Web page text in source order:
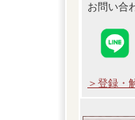
お問い合
＞登録・